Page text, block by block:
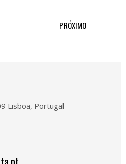
PRÓXIMO
Lisboa, Portugal